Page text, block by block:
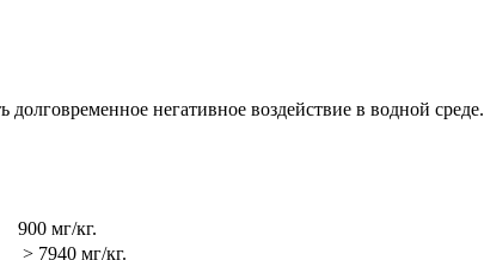
негативное воздействие в водной среде.
900 мг/кг.
> 7940 мг/кг.